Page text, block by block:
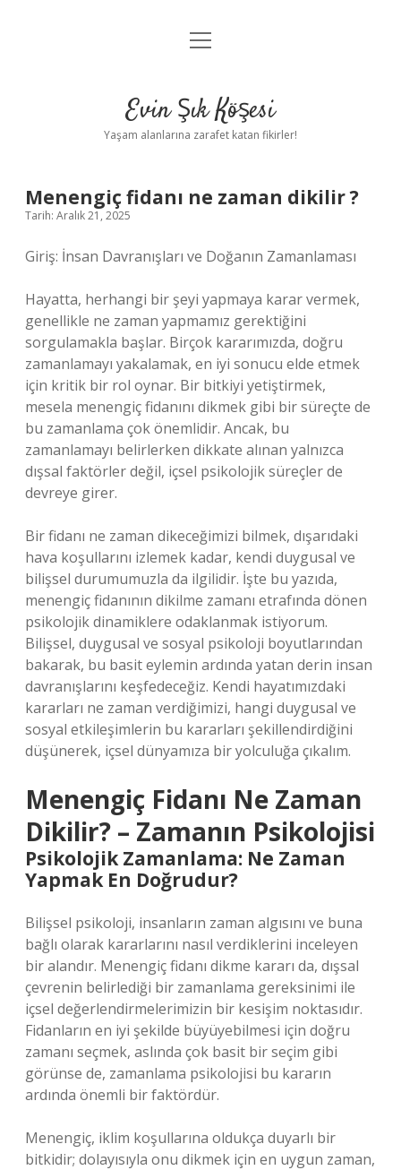
Anasayfa
Yasal Uyarı
menüyü
Evin Şık Köşesi
Yaşam alanlarına zarafet katan fikirler!
Menengiç fidanı ne zaman dikilir ?
Tarih: Aralık 21, 2025
Giriş: İnsan Davranışları ve Doğanın Zamanlaması
Hayatta, herhangi bir şeyi yapmaya karar vermek,
genellikle ne zaman yapmamız gerektiğini
sorgulamakla başlar. Birçok kararımızda, doğru
zamanlamayı yakalamak, en iyi sonucu elde etmek
için kritik bir rol oynar. Bir bitkiyi yetiştirmek,
mesela menengiç fidanını dikmek gibi bir süreçte de
bu zamanlama çok önemlidir. Ancak, bu
zamanlamayı belirlerken dikkate alınan yalnızca
dışsal faktörler değil, içsel psikolojik süreçler de
devreye girer.
Bir fidanı ne zaman dikeceğimizi bilmek, dışarıdaki
hava koşullarını izlemek kadar, kendi duygusal ve
bilişsel durumumuzla da ilgilidir. İşte bu yazıda,
menengiç fidanının dikilme zamanı etrafında dönen
psikolojik dinamiklere odaklanmak istiyorum.
Bilişsel, duygusal ve sosyal psikoloji boyutlarından
bakarak, bu basit eylemin ardında yatan derin insan
davranışlarını keşfedeceğiz. Kendi hayatımızdaki
kararları ne zaman verdiğimizi, hangi duygusal ve
sosyal etkileşimlerin bu kararları şekillendirdiğini
düşünerek, içsel dünyamıza bir yolculuğa çıkalım.
Menengiç Fidanı Ne Zaman
Dikilir? – Zamanın Psikolojisi
Psikolojik Zamanlama: Ne Zaman
Yapmak En Doğrudur?
Bilişsel psikoloji, insanların zaman algısını ve buna
bağlı olarak kararlarını nasıl verdiklerini inceleyen
bir alandır. Menengiç fidanı dikme kararı da, dışsal
çevrenin belirlediği bir zamanlama gereksinimi ile
içsel değerlendirmelerimizin bir kesişim noktasıdır.
Fidanların en iyi şekilde büyüyebilmesi için doğru
zamanı seçmek, aslında çok basit bir seçim gibi
görünse de, zamanlama psikolojisi bu kararın
ardında önemli bir faktördür.
Menengiç, iklim koşullarına oldukça duyarlı bir
bitkidir; dolayısıyla onu dikmek için en uygun zaman,